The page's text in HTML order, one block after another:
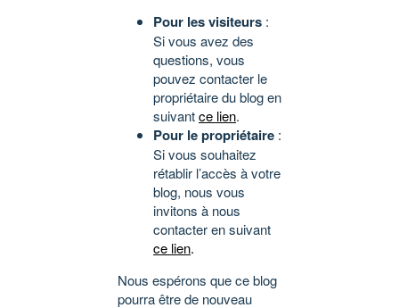
Pour les visiteurs :
Si vous avez des
questions, vous
pouvez contacter le
propriétaire du blog en
suivantce lien.
Pour le propriétaire :
Si vous souhaitez
rétablir l’accès à votre
blog, nous vous
invitons à nous
contacter en suivant
ce lien.
Nous espérons que ce blog
pourra être de nouveau